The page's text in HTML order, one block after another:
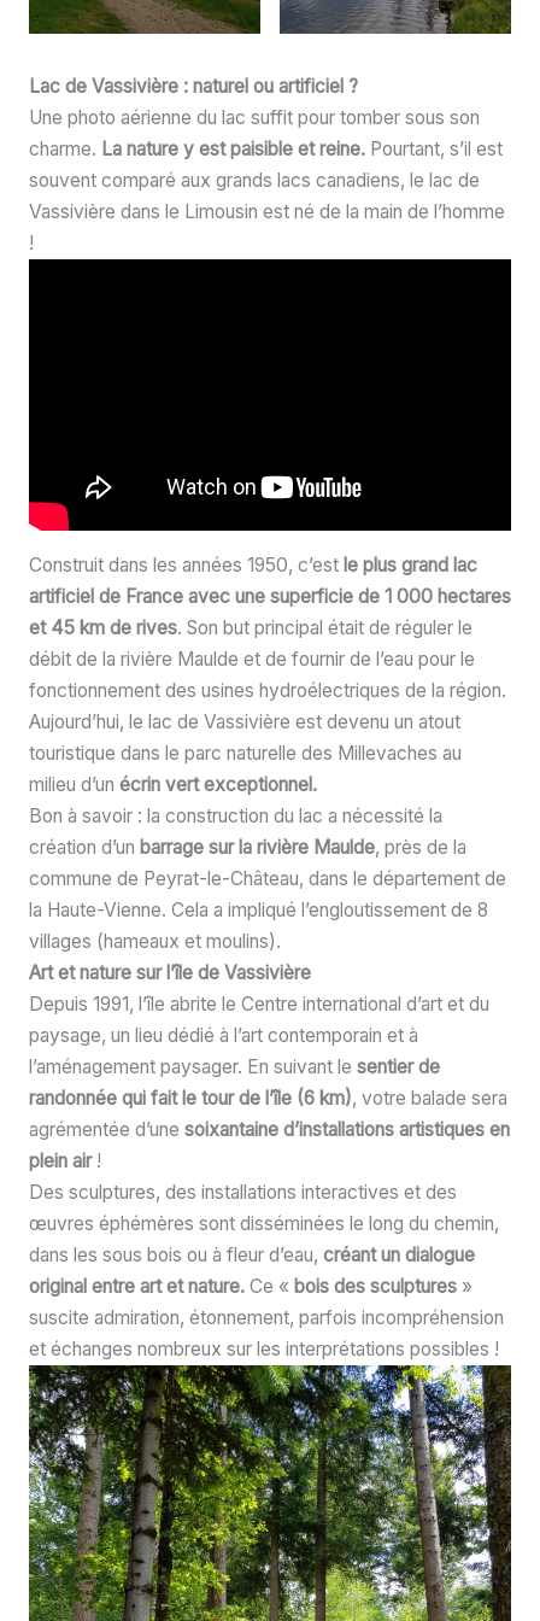
Lac de Vassivière : naturel ou artificiel ?
Une photo aérienne du lac suffit pour tomber sous son
charme. La nature y est paisible et reine. Pourtant, s’il est
souvent comparé aux grands lacs canadiens, le lac de
Vassivière dans le Limousin est né de la main de l’homme
!
Construit dans les années 1950, c’est le plus grand lac
artificiel de France avec une superficie de 1 000 hectares
et 45 km de rives. Son but principal était de réguler le
débit de la rivière Maulde et de fournir de l’eau pour le
fonctionnement des usines hydroélectriques de la région.
Aujourd’hui, le lac de Vassivière est devenu un atout
touristique dans le parc naturelle des Millevaches au
milieu d’un écrin vert exceptionnel.
Bon à savoir : la construction du lac a nécessité la
création d’un barrage sur la rivière Maulde, près de la
commune de Peyrat-le-Château, dans le département de
la Haute-Vienne. Cela a impliqué l’engloutissement de 8
villages (hameaux et moulins).
Art et nature sur l’île de Vassivière
Depuis 1991, l’île abrite le Centre international d’art et du
paysage, un lieu dédié à l’art contemporain et à
l’aménagement paysager. En suivant le sentier de
randonnée qui fait le tour de l’île (6 km), votre balade sera
agrémentée d’une soixantaine d’installations artistiques en
plein air !
Des sculptures, des installations interactives et des
œuvres éphémères sont disséminées le long du chemin,
dans les sous bois ou à fleur d’eau, créant un dialogue
original entre art et nature.Ce « bois des sculptures»
suscite admiration, étonnement, parfois incompréhension
et échanges nombreux sur les interprétations possibles !